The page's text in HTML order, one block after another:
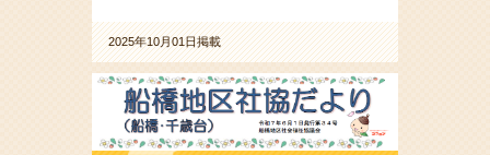
2025年10月01日掲載